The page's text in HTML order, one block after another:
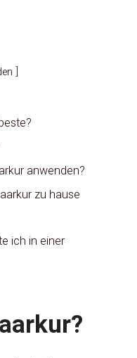
anwenden?
zu hause
ich in einer